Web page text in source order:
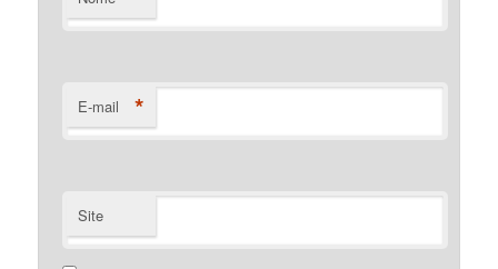
E-mail *
Site